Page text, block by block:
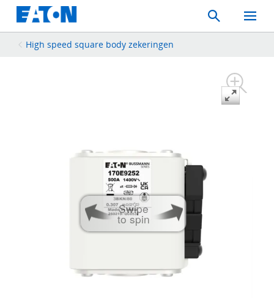
Search
Toggle
Mobile
High speed square body zekeringen
Swipe
to spin